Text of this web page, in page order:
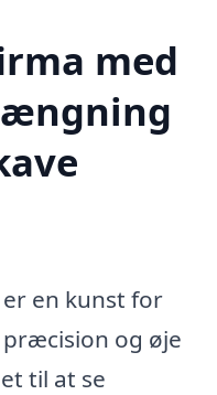
med
en kunst for
og øje
til at se